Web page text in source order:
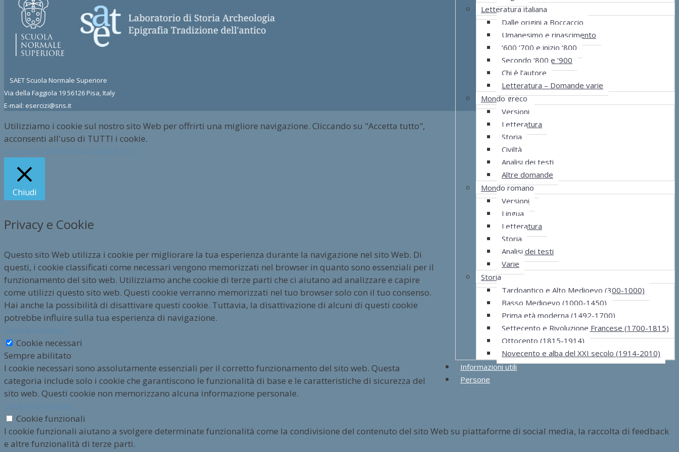
Letteratura italiana
Dalle origini a Boccaccio
Umanesimo e rinascimento
‘600 ‘700 e inizio ‘800
Secondo ‘800 e ‘900
Chi è l’autore
Letteratura – Domande varie
Mondo greco
Versioni
Letteratura
Storia
Civiltà
Analisi dei testi
Altre domande
Mondo romano
Versioni
Lingua
Letteratura
Storia
Analisi dei testi
Varie
Storia
Tardoantico e Alto Medioevo (300-1000)
Basso Medioevo (1000-1450)
Prima età moderna (1492-1700)
Settecento e Rivoluzione Francese (1700-1815)
Ottocento (1815-1914)
Novecento e alba del XXI secolo (1914-2010)
Informazioni utili
Persone
SAET Scuola Normale Superiore
Via della Faggiola 19 56126 Pisa, Italy
E-mail: esercizi@sns.it
Utilizziamo i cookie sul nostro sito Web per offrirti una migliore navigazione. Cliccando su "Accetta tutto",
acconsenti all'uso di TUTTI i cookie.
Chiudi
Privacy e Cookie
Questo sito Web utilizza i cookie per migliorare la tua esperienza durante la navigazione nel sito Web. Di
questi, i cookie classificati come necessari vengono memorizzati nel browser in quanto sono essenziali per il
funzionamento del sito web. Utilizziamo anche cookie di terze parti che ci aiutano ad analizzare e capire
come utilizzi questo sito web. Questi cookie verranno memorizzati nel tuo browser solo con il tuo consenso.
Hai anche la possibilità di disattivare questi cookie. Tuttavia, la disattivazione di alcuni di questi cookie
potrebbe influire sulla tua esperienza di navigazione.
Cookie necessari
Sempre abilitato
I cookie necessari sono assolutamente essenziali per il corretto funzionamento del sito web. Questa
categoria include solo i cookie che garantiscono le funzionalità di base e le caratteristiche di sicurezza del
sito web. Questi cookie non memorizzano alcuna informazione personale.
Cookie funzionali
I cookie funzionali aiutano a svolgere determinate funzionalità come la condivisione del contenuto del sito Web su piattaforme di social media, la raccolta di feedback
e altre funzionalità di terze parti.